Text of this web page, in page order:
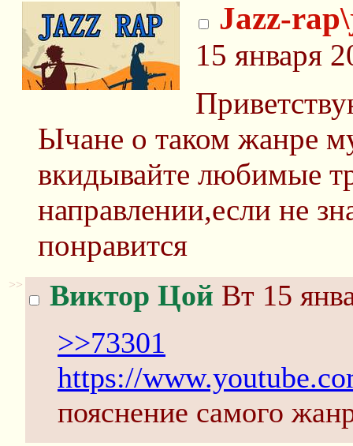
Jazz-
15 января
Ычане о таком жанре
вкидывайте любимые
направлении,если не
понравится
>> Виктор Цой Вт 15
>>73301
https://
пояснение самого